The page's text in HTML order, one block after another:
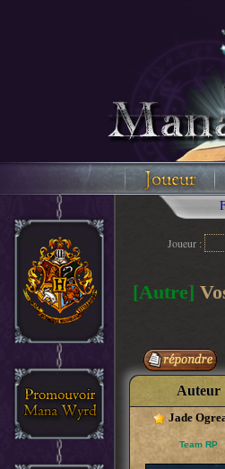
Floodez avec nous !
Joueur :
[Autre]
Auteur
Jade
Team RP